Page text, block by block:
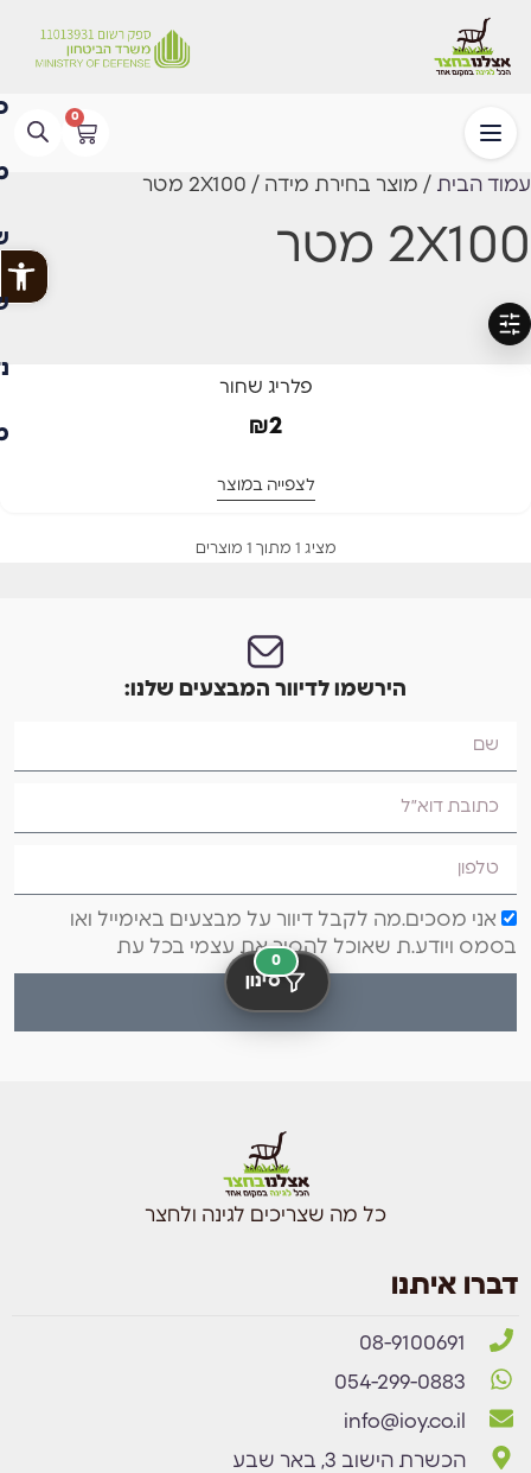
0
עמוד הבית / מוצר בחירת מידה / 2X100 מטר
2X100 מטר
סינון
פלריג שחור
₪2
לצפייה במוצר
מציג 1 מתוך 1 מוצרים
הירשמו לדיוור המבצעים שלנו:
אני מסכים.מה לקבל דיוור על מבצעים באימייל ואו
בסמס ויודע.ת שאוכל להסיר את עצמי בכל עת
שליחה
כל מה שצריכים לגינה ולחצר
דברו איתנו
08-9100691
054-299-0883
info@ioy.co.il
הכשרת הישוב 3, באר שבע
סינון
0